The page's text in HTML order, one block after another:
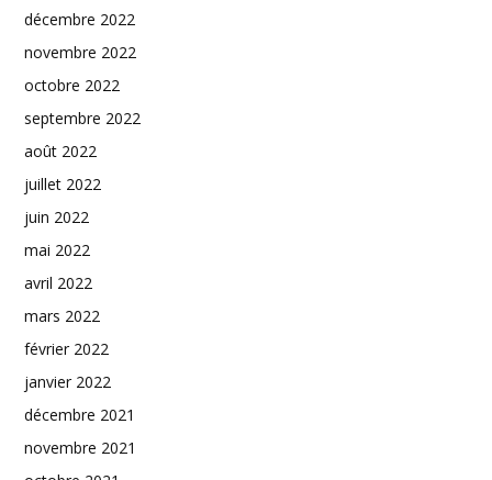
décembre 2022
novembre 2022
octobre 2022
septembre 2022
août 2022
juillet 2022
juin 2022
mai 2022
avril 2022
mars 2022
février 2022
janvier 2022
décembre 2021
novembre 2021